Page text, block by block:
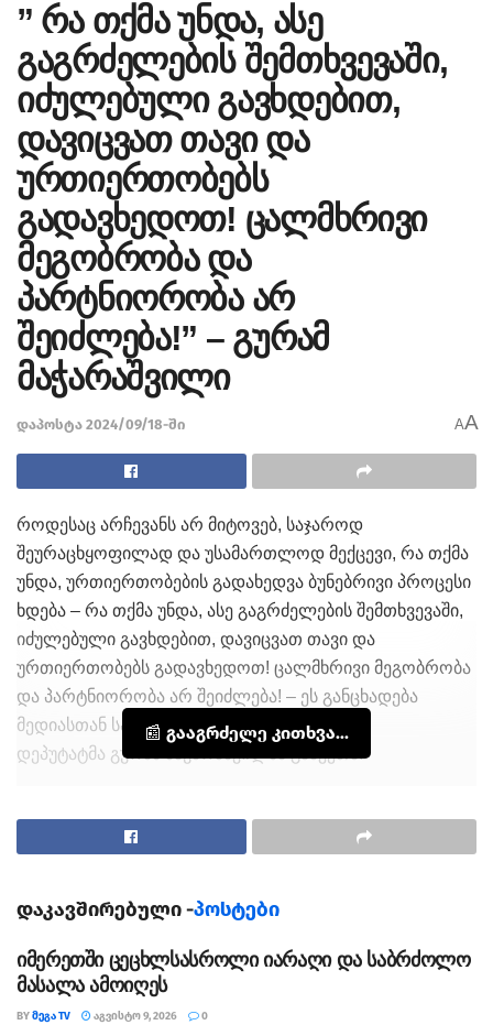
” რა თქმა უნდა, ასე
გაგრძელების შემთხვევაში,
იძულებული გავხდებით,
დავიცვათ თავი და
ურთიერთობებს
გადავხედოთ! ცალმხრივი
მეგობრობა და
პარტნიორობა არ
შეიძლება!” – გურამ
მაჭარაშვილი
დაპოსტა 2024/09/18-ში AA
როდესაც არჩევანს არ მიტოვებ, საჯაროდ
შეურაცხყოფილად და უსამართლოდ მექცევი, რა თქმა
უნდა, ურთიერთობების გადახედვა ბუნებრივი პროცესი
ხდება – რა თქმა უნდა, ასე გაგრძელების შემთხვევაში,
იძულებული გავხდებით, დავიცვათ თავი და
ურთიერთობებს გადავხედოთ! ცალმხრივი მეგობრობა
და პარტნიორობა არ შეიძლება! – ეს განცხადება
მედიასთან საპარლამენტო უმრავლესობის
დეპუტატმა გურამ მაჭარაშვილმა გააკეთა.
საქართველოს ხელისუფლების მიმართ ასეთი
მიდგომები გაგრძელდება, ეს საქართველოსა და აშშ-ს
თაობაზე აშშ-ს ადმინისტრაციის
გადაწყვეტილება კიდევ უფრო
აღრმავებს ეჭვს იმის თაობაზე, რომ
📰 გააგრძელე კითხვა...
დაკავშირებული -პოსტები
იმერეთში ცეცხლსასროლი იარაღი და საბრძოლო
მასალა ამოიღეს
BYᲛᲔᲒᲐ TV ᲐᲒᲕᲘᲡᲢᲝ 9, 2026 0